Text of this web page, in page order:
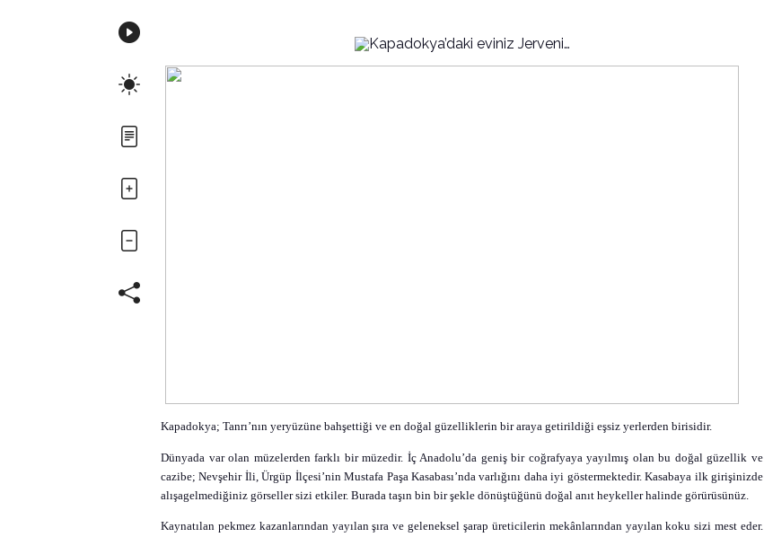
Kapadokya; Tanrı’nın yeryüzüne bahşettiği ve en doğal güzelliklerin bir araya getirildiği eşsiz yerlerden birisidir.
Dünyada var olan müzelerden farklı bir müzedir. İç Anadolu’da geniş bir coğrafyaya yayılmış olan bu doğal güzellik ve
cazibe; Nevşehir İli, Ürgüp İlçesi’nin Mustafa Paşa Kasabası’nda varlığını daha iyi göstermektedir. Kasabaya ilk girişinizde
alışagelmediğiniz görseller sizi etkiler. Burada taşın bin bir şekle dönüştüğünü doğal anıt heykeller halinde görürüsünüz.
Kaynatılan pekmez kazanlarından yayılan şıra ve geleneksel şarap üreticilerin mekânlarından yayılan koku sizi mest eder.